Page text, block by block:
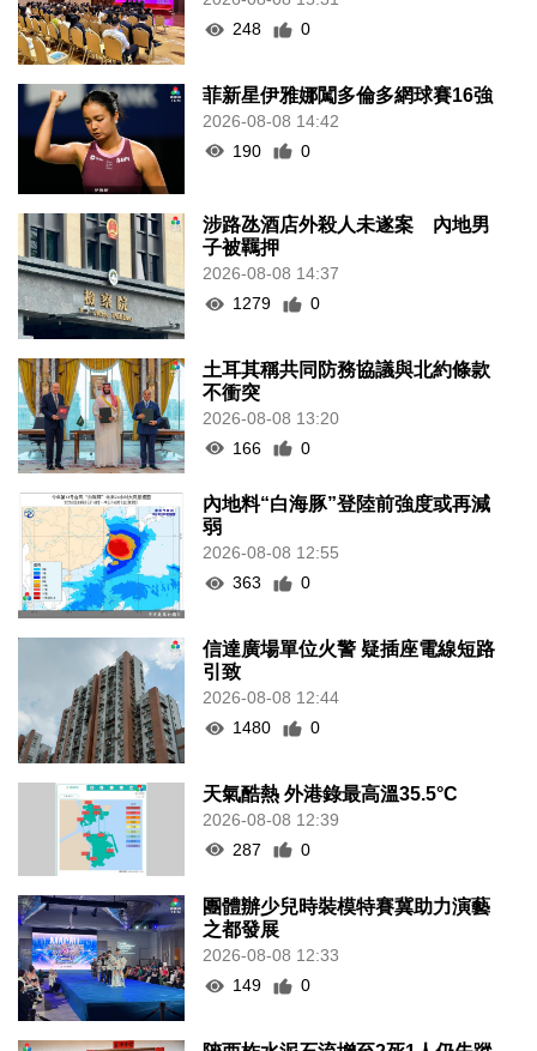
248
0
菲新星伊雅娜闖多倫多網球賽16強
2026-08-08 14:42
190
0
涉路氹酒店外殺人未遂案 內地男
子被羈押
2026-08-08 14:37
1279
0
土耳其稱共同防務協議與北約條款
不衝突
2026-08-08 13:20
166
0
內地料“白海豚”登陸前強度或再減
弱
2026-08-08 12:55
363
0
信達廣場單位火警 疑插座電線短路
引致
2026-08-08 12:44
1480
0
天氣酷熱 外港錄最高溫35.5°C
2026-08-08 12:39
287
0
團體辦少兒時裝模特賽冀助力演藝
之都發展
2026-08-08 12:33
149
0